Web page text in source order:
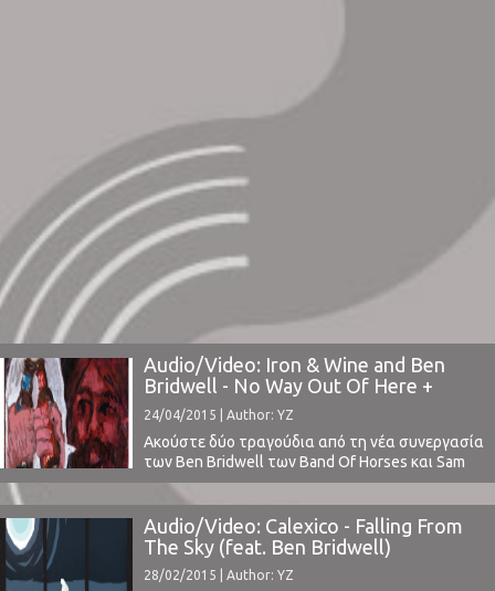
Audio/Video: Iron & Wine and Ben
Bridwell - No Way Out Of Here +
Bullet Proof Soul
24/04/2015 | Author: YZ
Ακούστε δύο τραγούδια από τη νέα συνεργασία
των Ben Bridwell των Band Of Horses και Sam
Beam (a.k.a. Iron & Wine), που οδήγησε στο
άλμπουμ "Sing Into My Mouth" που θα
κυκλοφορήσει στις 17 Ιουλίου.Τα 12 τραγούδια
που διασκευάστηκαν αποτελούν φόρο τιμής για
την ανεξίτηλη επιρροή τόσο των ίδιων των
κομματιών ...
Audio/Video: Calexico - Falling From
The Sky (feat. Ben Bridwell)
28/02/2015 | Author: YZ